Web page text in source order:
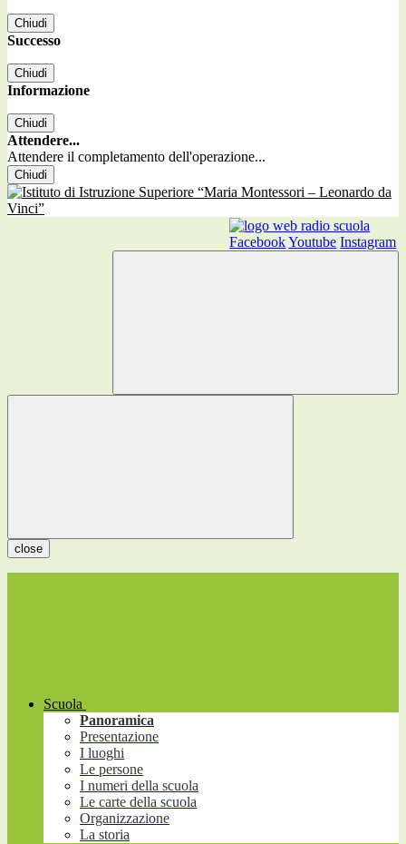
Chiudi
Successo
Chiudi
Informazione
Chiudi
Attendere...
Attendere il completamento dell'operazione...
Chiudi
FacebookYoutube Instagram
close
Scuola
Panoramica
Presentazione
I luoghi
Le persone
I numeri della scuola
Le carte della scuola
Organizzazione
La storia